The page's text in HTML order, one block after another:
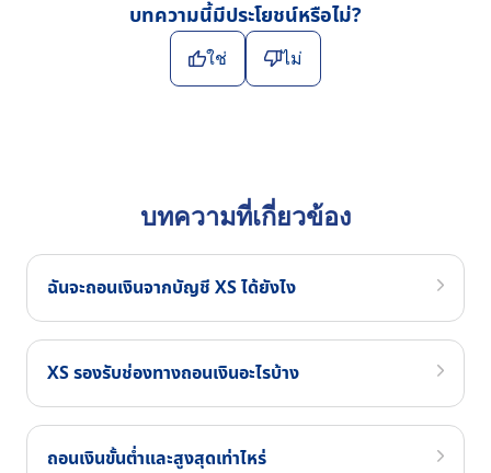
บทความนี้มีประโยชน์หรือไม่?
ใช่ ไม่
บทความที่เกี่ยวข้อง
ฉันจะถอนเงินจากบัญชี XS ได้ยังไง
XS รองรับช่องทางถอนเงินอะไรบ้าง
ถอนเงินขั้นต่ำและสูงสุดเท่าไหร่